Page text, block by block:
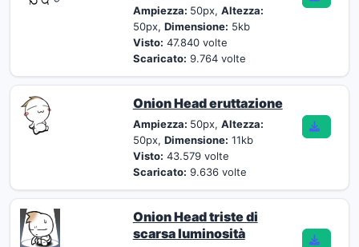
Ampiezza: 50px, Altezza:
50px, Dimensione: 5kb
Visto: 47.840 volte
Scaricato: 9.764 volte
Onion Head eruttazione
Ampiezza: 50px, Altezza:
50px, Dimensione: 11kb
Visto: 43.579 volte
Scaricato: 9.636 volte
Onion Head triste di
scarsa luminosità